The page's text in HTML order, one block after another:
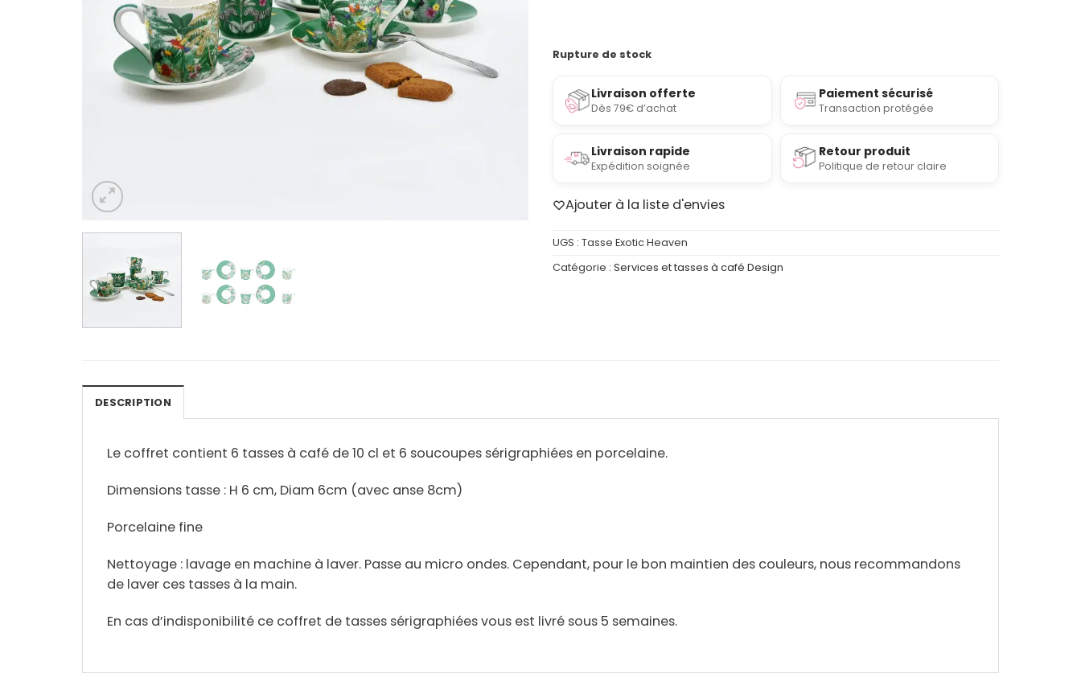
Rupture de stock
Livraison offerte
Dès 79€ d’achat
Paiement sécurisé
Transaction protégée
Livraison rapide
Expédition soignée
Retour produit
Politique de retour claire
Ajouter à la liste d'envies
UGS : Tasse Exotic Heaven
Catégorie : Services et tasses à café Design
DESCRIPTION
Le coffret contient 6 tasses à café de 10 cl et 6 soucoupes sérigraphiées en porcelaine.
Dimensions tasse : H 6 cm, Diam 6cm (avec anse 8cm)
Porcelaine fine
Nettoyage : lavage en machine à laver. Passe au micro ondes. Cependant, pour le bon maintien des couleurs, nous recommandons
de laver ces tasses à la main.
En cas d’indisponibilité ce coffret de tasses sérigraphiées vous est livré sous 5 semaines.